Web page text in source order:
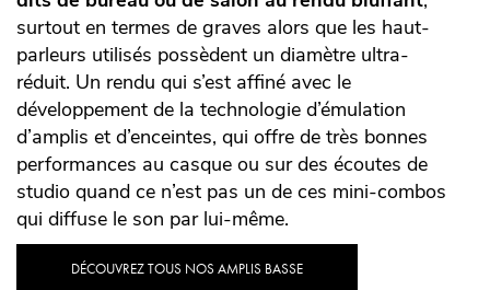
surtout en termes de graves alors que les haut-
parleurs utilisés possèdent un diamètre ultra-
réduit. Un rendu qui s’est affiné avec le
développement de la technologie d’émulation
d’amplis et d’enceintes, qui offre de très bonnes
performances au casque ou sur des écoutes de
studio quand ce n’est pas un de ces mini-combos
qui diffuse le son par lui-même.
DÉCOUVREZ TOUS NOS AMPLIS BASSE